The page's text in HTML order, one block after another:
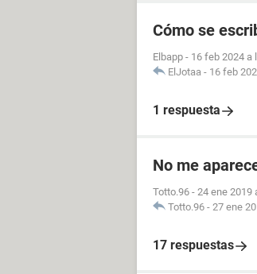
Cómo se
Elbapp - 16 feb 2024 a
ElJotaa - 16 feb
1 respuesta
No me
Totto.96 - 24 ene 2019
Totto.96 - 27 ene
17 respuestas